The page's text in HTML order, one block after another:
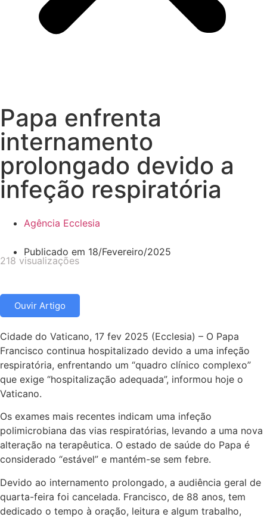
Papa enfrenta
internamento
prolongado devido a
infeção respiratória
Agência Ecclesia
Publicado em 18/Fevereiro/2025
218 visualizações
Ouvir Artigo
Cidade do Vaticano, 17 fev 2025 (Ecclesia) – O Papa
Francisco continua hospitalizado devido a uma infeção
respiratória, enfrentando um “quadro clínico complexo”
que exige “hospitalização adequada”, informou hoje o
Vaticano.
Os exames mais recentes indicam uma infeção
polimicrobiana das vias respiratórias, levando a uma nova
alteração na terapêutica. O estado de saúde do Papa é
considerado “estável” e mantém-se sem febre.
Devido ao internamento prolongado, a audiência geral de
quarta-feira foi cancelada. Francisco, de 88 anos, tem
dedicado o tempo à oração, leitura e algum trabalho,